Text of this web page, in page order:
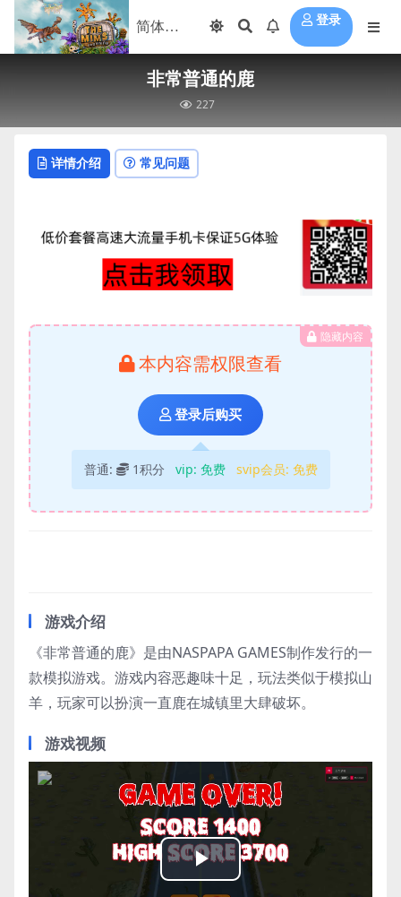
登录
非常普通的鹿
227
详情介绍 常见问题
隐藏内容
本内容需权限查看
登录后购买
普通: 1积分 vip: 免费 svip会员: 免费
游戏介绍
《非常普通的鹿》是由NASPAPA GAMES制作发行的一
款模拟游戏。游戏内容恶趣味十足，玩法类似于模拟山
羊，玩家可以扮演一直鹿在城镇里大肆破坏。
游戏视频
Play